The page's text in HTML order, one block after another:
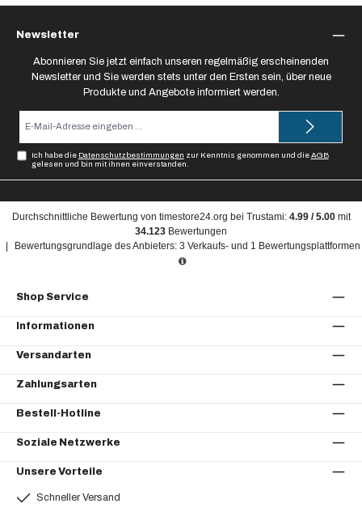
Durchschnittliche Bewertung von timestore24.org bei Trustami: 4.99/5.00mit
34.123 Bewertungen
|
Bewertungsgrundlage des Anbieters: 3 Verkaufs- und 1 Bewertungsplattformen
Newsletter
Abonnieren Sie jetzt einfach unseren regelmäßig erscheinenden
Newsletter und Sie werden stets unter den Ersten sein, über neue
Produkte und Angebote informiert werden.
Ich habe die Datenschutzbestimmungen zur Kenntnis genommen und dieAGB
gelesen und bin mit ihnen einverstanden.
Shop Service
Informationen
Versandarten
Zahlungsarten
Bestell-Hotline
Soziale Netzwerke
Unsere Vorteile
Schneller Versand